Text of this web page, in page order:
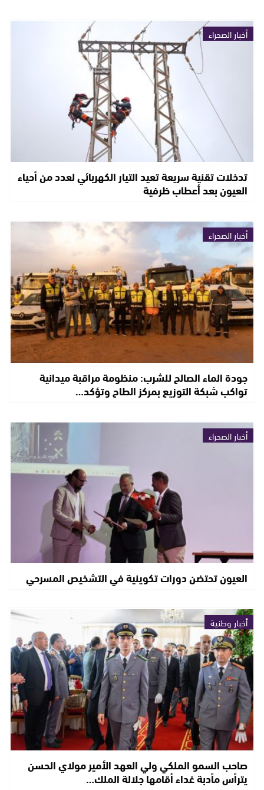
أخبار الصحراء
تدخلات تقنية سريعة تعيد التيار الكهربائي لعدد من أحياء
العيون بعد أعطاب ظرفية
أخبار الصحراء
جودة الماء الصالح للشرب: منظومة مراقبة ميدانية
تواكب شبكة التوزيع بمركز الطاح وتؤكد…
أخبار الصحراء
العيون تحتضن دورات تكوينية في التشخيص المسرحي
أخبار وطنية
صاحب السمو الملكي ولي العهد الأمير مولاي الحسن
يترأس مأدبة غداء أقامها جلالة الملك…